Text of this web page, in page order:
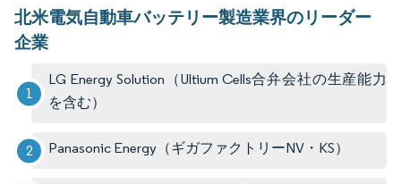
北米電気自動車バッテリー製造業界のリーダー
企業
LG Energy Solution（Ultium Cells合弁会社の生産能力
を含む）
Panasonic Energy（ギガファクトリーNV・KS）